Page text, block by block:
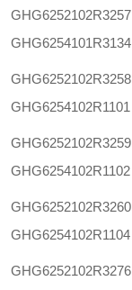
GHG6252102R3257
GHG6254101R3134
GHG6252102R3258
GHG6254102R1101
GHG6252102R3259
GHG6254102R1102
GHG6252102R3260
GHG6254102R1104
GHG6252102R3276